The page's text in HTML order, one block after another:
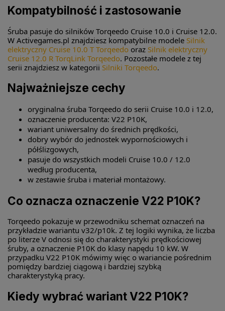
Kompatybilność i zastosowanie
Śruba pasuje do silników Torqeedo Cruise 10.0 i Cruise 12.0.
W Activegames.pl znajdziesz kompatybilne modele Silnik
elektryczny Cruise 10.0 T Torqeedo oraz Silnik elektryczny
Cruise 12.0 R TorqLink Torqeedo. Pozostałe modele z tej
serii znajdziesz w kategorii Silniki Torqeedo.
Najważniejsze cechy
oryginalna śruba Torqeedo do serii Cruise 10.0 i 12.0,
oznaczenie producenta: V22 P10K,
wariant uniwersalny do średnich prędkości,
dobry wybór do jednostek wypornościowych i
półślizgowych,
pasuje do wszystkich modeli Cruise 10.0 / 12.0
według producenta,
w zestawie śruba i materiał montażowy.
Co oznacza oznaczenie V22 P10K?
Torqeedo pokazuje w przewodniku schemat oznaczeń na
przykładzie wariantu v32/p10k. Z tej logiki wynika, że liczba
po literze V odnosi się do charakterystyki prędkościowej
śruby, a oznaczenie P10K do klasy napędu 10 kW. W
przypadku V22 P10K mówimy więc o wariancie pośrednim
pomiędzy bardziej ciągową i bardziej szybką
charakterystyką pracy.
Kiedy wybrać wariant V22 P10K?